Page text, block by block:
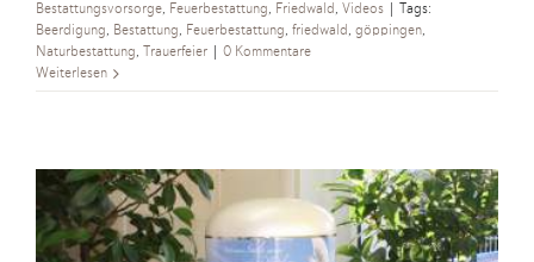
Bestattungsvorsorge, Feuerbestattung, Friedwald , Videos
Tags:
Beerdigung, Bestattung, Feuerbestattung, friedwald , göppingen,
Naturbestattung, Trauerfeier
0 Kommentare
Weiterlesen